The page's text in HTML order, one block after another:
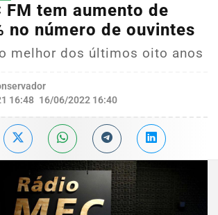
FM tem aumento de
no número de ouvintes
melhor dos últimos oito anos
16:48 16/06/2022 16:40